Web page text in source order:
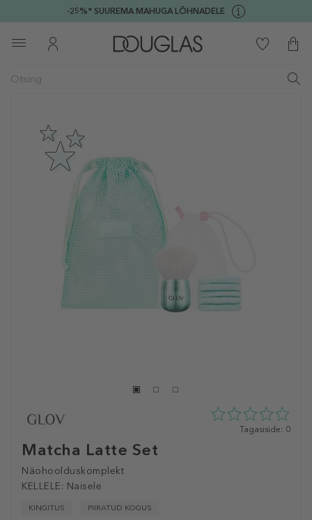
-25%* SUUREMA MAHUGA LÕHNADELE
Matcha Latte Set
Näohoolduskomplekt
KELLELE: Naisele
KINGITUS PIIRATUD KOGUS
0
Tagasiside: 0